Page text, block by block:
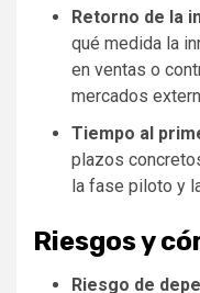
Retorno de la
qué medida la
en ventas o
mercados
Tiempo al
plazos
la fase piloto y
Riesgos y
Riesgo de